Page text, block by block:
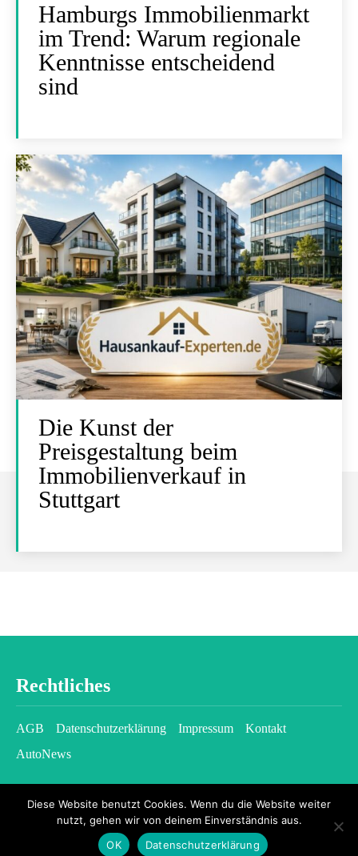
Hamburgs Immobilienmarkt
im Trend: Warum regionale
Kenntnisse entscheidend
sind
Die Kunst der
Preisgestaltung beim
Immobilienverkauf in
Stuttgart
Rechtliches
AGB Datenschutzerklärung Impressum
Kontakt
AutoNews
2026 © kfzgazette.com - All rights reserved.
Diese Website benutzt Cookies. Wenn du die Website weiter
nutzt, gehen wir von deinem Einverständnis aus.
OK
Datenschutzerklärung